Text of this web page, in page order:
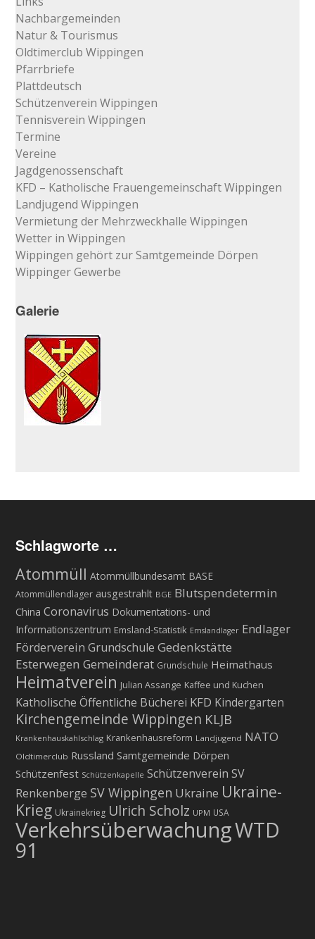
Nachbargemeinden
Natur & Tourismus
Oldtimerclub Wippingen
Pfarrbriefe
Plattdeutsch
Schützenverein Wippingen
Tennisverein Wippingen
Termine
Vereine
Jagdgenossenschaft
KFD – Katholische Frauengemeinschaft Wippingen
Landjugend Wippingen
Vermietung der Mehrzweckhalle Wippingen
Wetter in Wippingen
Wippingen gehört zur Samtgemeinde Dörpen
Wippinger Gewerbe
Galerie
Schlagworte …
Atommüll Atommüllbundesamt BASE
Atommüllendlager ausgestrahlt BGE Blutspendetermin
China Coronavirus Dokumentations- und
Informationszentrum Emsland-Statistik Emslandlager Endlager
Förderverein Grundschule Gedenkstätte
Esterwegen Gemeinderat Grundschule Heimathaus
Heimatverein Julian Assange Kaffee und Kuchen
Katholische Öffentliche Bücherei KFD Kindergarten
Kirchengemeinde Wippingen KLJB
Krankenhauskahlschlag Krankenhausreform Landjugend NATO
Oldtimerclub Russland Samtgemeinde Dörpen
Schützenfest Schützenkapelle Schützenverein SV
Renkenberge SV Wippingen Ukraine Ukraine-
Krieg Ukrainekrieg Ulrich Scholz UPM USA
VerkehrsüberwachungWTD
91